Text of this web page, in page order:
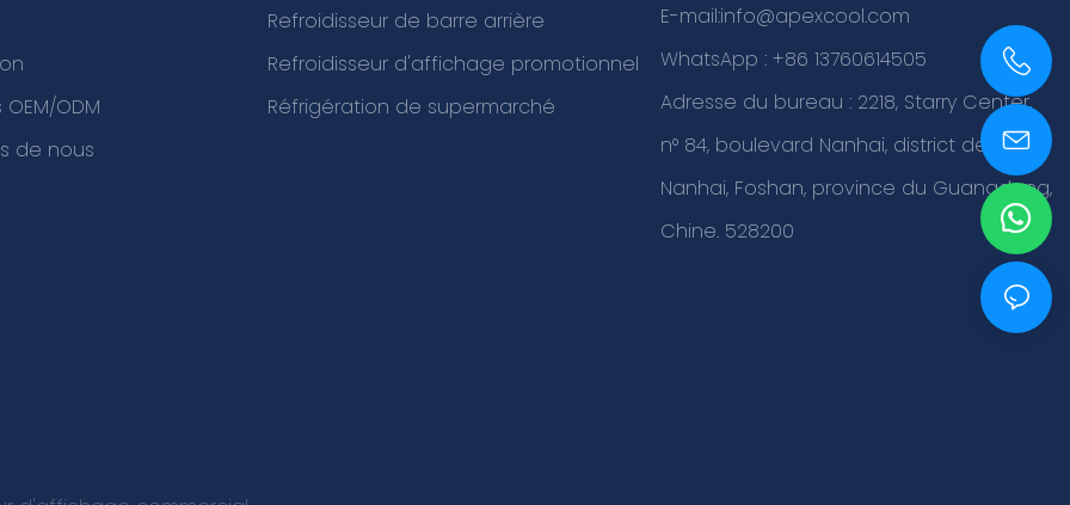
ODM
de nous
Refroidisseur de barre arrière
Refroidisseur d'affichage promotionnel
Réfrigération de supermarché
E-mail:info@apexcool.com
WhatsApp : +86 13760614505
Adresse du bureau : 2218, Starry Center,
n° 84, boulevard Nanhai, district de
Nanhai, Foshan, province du Guangdong,
Chine. 528200